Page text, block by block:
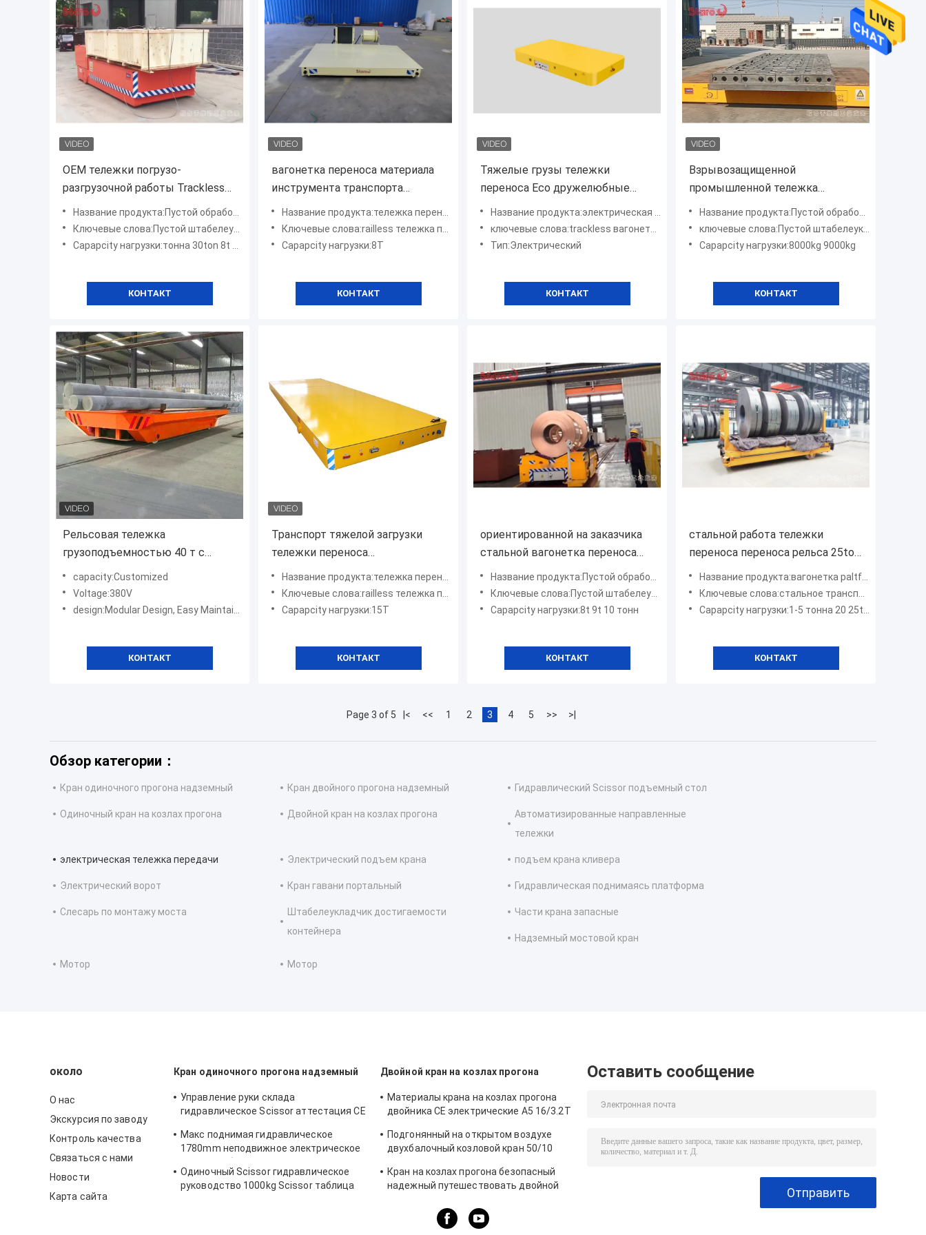
OEM тележки погрузо-
разгрузочной работы Trackless
тележки передачи 30Ton
электрический
Название продукта:Пустой обработчик контейнера
Ключевые слова:Пустой штабелеукладчик контейнера
Capapcity нагрузки:тонна 30ton 8t 9t 10
КОНТАКТ
вагонетка переноса материала
инструмента транспорта
тележки платформы
нержавеющей стали 8 тонн
электрическая
Название продукта:тележка переноса батареи использующая энергию
Ключевые слова:railless тележка передачи
Capapcity нагрузки:8T
КОНТАКТ
Тяжелые грузы тележки
переноса Eco дружелюбные
Trackless вагонетка переноса 5
тонн управляемая батареей
Название продукта:электрическая тележка передачи
ключевые слова:trackless вагонетка передачи
Тип:Электрический
КОНТАКТ
Взрывозащищенной
промышленной тележка
платформы подъема
автомобиля передачи 0.55M/S
0.60M/S моторизованная
Название продукта:Пустой обработчик контейнера
ключевые слова:Пустой штабелеукладчик контейнера
Capapcity нагрузки:8000kg 9000kg
КОНТАКТ
Рельсовая тележка
грузоподъемностью 40 т с
приводом от барабана 380 В
capacity:Customized
Voltage:380V
design:Modular Design, Easy Maintainence.
КОНТАКТ
Транспорт тяжелой загрузки
тележки переноса
дистанционного управления
Railless 15ton электрический
Название продукта:тележка переноса батареи использующая энергию
Ключевые слова:railless тележка передачи
Capapcity нагрузки:15T
КОНТАКТ
ориентированной на заказчика
стальной вагонетка переноса
тележки переноса рельса 10T
управляемая батареей
Название продукта:Пустой обработчик контейнера
Ключевые слова:Пустой штабелеукладчик контейнера
Capapcity нагрузки:8t 9t 10 тонн
КОНТАКТ
стальной работа тележки
переноса переноса рельса 25ton
моторизованная вагонеткой
сохраняя
Название продукта:вагонетка paltform склада
Ключевые слова:стальное транспортное средство
Capapcity нагрузки:1-5 тонна 20 25ton тонны 8t 9t 10
КОНТАКТ
Page 3 of 5 |< << 1 2 3 4 5 >> >|
Обзор категории：
Кран одиночного прогона надземный Кран двойного прогона надземный Гидравлический Scissor подъемный стол
Одиночный кран на козлах прогона Двойной кран на козлах прогона
Автоматизированные направленные
тележки
электрическая тележка передачи Электрический подъем крана подъем крана кливера
Электрический ворот Кран гавани портальный Гидравлическая поднимаясь платформа
Слесарь по монтажу моста
Штабелеукладчик достигаемости
контейнера
Части крана запасные
Надземный мостовой кран
Мотор Мотор
около
О нас
Экскурсия по заводу
Контроль качества
Связаться с нами
Новости
Карта сайта
Кран одиночного прогона надземный
Управление руки склада
гидравлическое Scissor аттестация CE
Макс поднимая гидравлическое
1780mm неподвижное электрическое
Одиночный Scissor гидравлическое
руководство 1000kg Scissor таблица
Двойной кран на козлах прогона
Материалы крана на козлах прогона
двойника CE электрические A5 16/3.2T
Подгонянный на открытом воздухе
двухбалочный козловой кран 50/10
Кран на козлах прогона безопасный
надежный путешествовать двойной
Оставить сообщение